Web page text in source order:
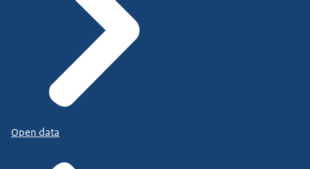
Open data